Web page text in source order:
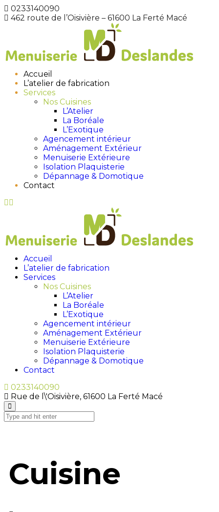
0233140090
462 route de l’Oisivière – 61600 La Ferté Macé
Accueil
L’atelier de fabrication
Services
Nos Cuisines
L’Atelier
La Boréale
L’Exotique
Agencement intérieur
Aménagement Extérieur
Menuiserie Extérieure
Isolation Plaquisterie
Dépannage & Domotique
Contact
Accueil
L’atelier de fabrication
Services
Nos Cuisines
L’Atelier
La Boréale
L’Exotique
Agencement intérieur
Aménagement Extérieur
Menuiserie Extérieure
Isolation Plaquisterie
Dépannage & Domotique
Contact
0233140090
Rue de l\'Oisivière, 61600 La Ferté Macé
Cuisine